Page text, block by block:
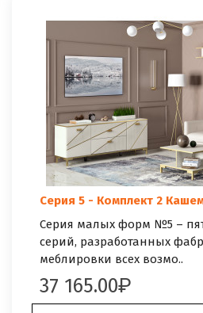
Серия 5 - Комплект 2
Серия малых форм №5 –
серий, разработанных
меблировки всех возмо..
37 165.00